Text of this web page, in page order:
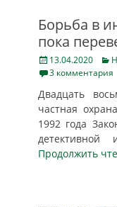
Борьба в
пока
Posted
on
13.04.2020
3 комментария
Двадцать
частная
1992 года
детективной
Продолжить